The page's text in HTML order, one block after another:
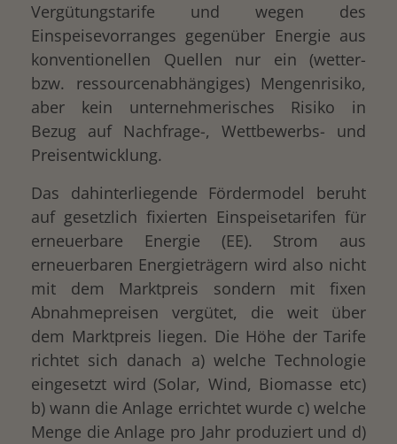
Vergütungstarife und wegen des
Einspeisevorranges gegenüber Energie aus
konventionellen Quellen nur ein (wetter-
bzw. ressourcenabhängiges) Mengenrisiko,
aber kein unternehmerisches Risiko in
Bezug auf Nachfrage-, Wettbewerbs- und
Preisentwicklung.
Das dahinterliegende Fördermodel beruht
auf gesetzlich fixierten Einspeisetarifen für
erneuerbare Energie (EE). Strom aus
erneuerbaren Energieträgern wird also nicht
mit dem Marktpreis sondern mit fixen
Abnahmepreisen vergütet, die weit über
dem Marktpreis liegen. Die Höhe der Tarife
richtet sich danach a) welche Technologie
eingesetzt wird (Solar, Wind, Biomasse etc)
b) wann die Anlage errichtet wurde c) welche
Menge die Anlage pro Jahr produziert und d)